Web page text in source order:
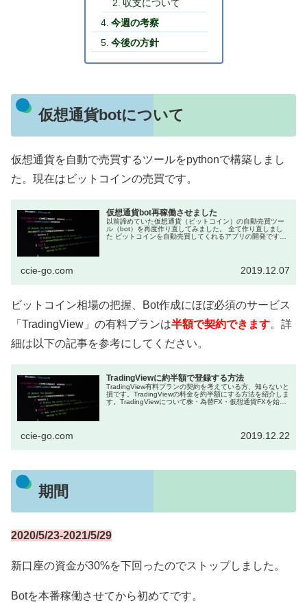
収支について
今週の考察
今後の方針
仮想通貨botについて
仮想通貨を自動で売買するツールをpythonで構築しまし
た。現在はビットコインの売買です。
仮想通貨bot再稼働させました
以前諦めていた仮想通貨（ビットコイン）の自動売買ツー
ル（bot）を再度作り直してみました。 全て作り直しまし
た ビットコインを自動売買してくれるアプリの開発です。
ccie-go.com 2019.12.07
ビットコイン相場の把握、Bot作成にほぼ必須のサービス
「TradingView」の有料プランは半額で契約できます。詳
細は以下の記事を参考にしてください。
TradingViewに約半額で登録する方法
TradingView有料プランの契約を考えている方、知らないと
損です。TradingViewの料金を約半額にする方法を紹介しま
す。TradingViewについて株・為替FX・仮想通貨FXを始め
ccie-go.com 2019.12.22
期間
2020/5/23-2021/5/29
新口座の資金が30%を下回ったのでストップしました。
Botを本番稼働させてから初めてです。